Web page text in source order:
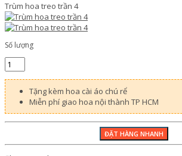
Trùm hoa treo trần 4
Số lượng
Tặng kèm hoa cài áo chú rể
Miễn phí giao hoa nội thành TP HCM